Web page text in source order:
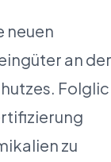
neuen
an der
zu